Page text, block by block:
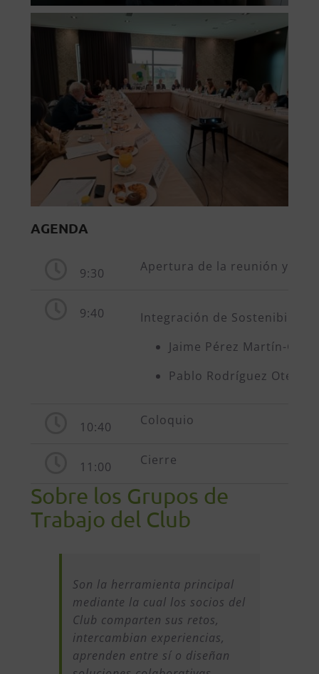
AGENDA
9:30 Apertura de la reunión y
9:40
Integración de
Jaime Pérez Martín-
Pablo Rodríguez Otero,
10:40 Coloquio
11:00 Cierre
Sobre los Grupos de
Trabajo del Club
Son la herramienta principal
mediante la cual los socios del
Club comparten sus retos,
intercambian experiencias,
aprenden entre sí o diseñan